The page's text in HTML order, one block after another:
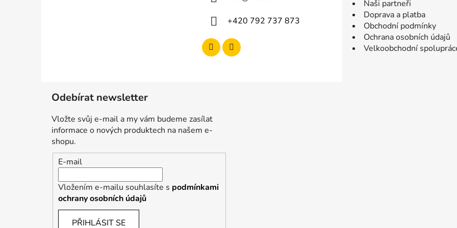
+420 792 737 873
Naši partneři
Doprava a platba
Obchodní podmínky
Ochrana osobních údajů
Velkoobchodní
Odebírat newsletter
Vložte svůj e-mail a my vám budeme zasílat
informace o nových produktech na našem e-
shopu.
E-mail
Vložením e-mailu souhlasíte s podmínkami
ochrany osobních údajů
PŘIHLÁSIT SE